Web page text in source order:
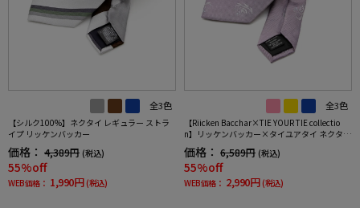
全3色
【シルク100%】ネクタイ レギュラー ストラ
イプ リッケンバッカー
価格： 4,389円 (税込)
55%off
WEB価格： 1,990円 (税込)
全3色
【Riicken Bacchar×TIE YOUR TIE collectio
n】リッケンバッカー×タイユアタイ ネクタイ
シルク100% 小柄
価格： 6,589円 (税込)
55%off
WEB価格： 2,990円 (税込)